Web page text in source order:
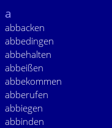
a
abbacken
abbedingen
abbehalten
abbeißen
abbekommen
abberufen
abbiegen
abbinden